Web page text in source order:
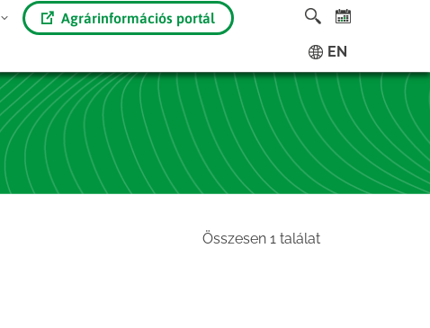
Agrárinformációs portál
EN
Összesen 1 találat